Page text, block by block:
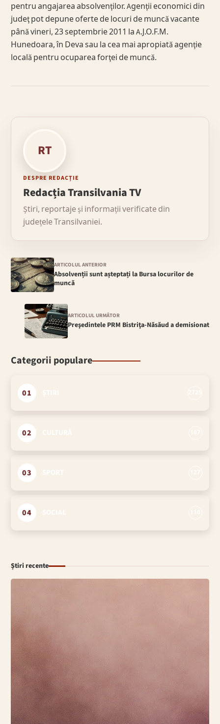
pentru angajarea absolvenţilor. Agenţii economici din
judeţ pot depune oferte de locuri de muncă vacante
până vineri, 23 septembrie 2011 la A.J.O.F.M.
Hunedoara, în Deva sau la cea mai apropiată agenţie
locală pentru ocuparea forţei de muncă.
RT
DESPRE REDACȚIE
Redacția Transilvania TV
Știri, reportaje și informații verificate din
județele Transilvaniei.
ARTICOLUL ANTERIOR
Absolvenții sunt așteptați la Bursa locurilor de
muncă
ARTICOLUL URMĂTOR
Preşedintele PRM Bistriţa-Năsăud a demisionat
Categorii populare
01
02
03
04
Știri recente